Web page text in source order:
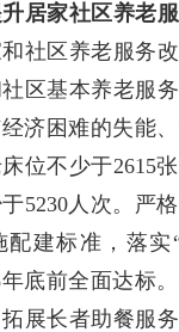
升居家社区养老服
社区养老服务
区基本养老服
济困难的失能
位不少于2615
5230人次。严
配建标准，落实
底前全面达标
展长者助餐服